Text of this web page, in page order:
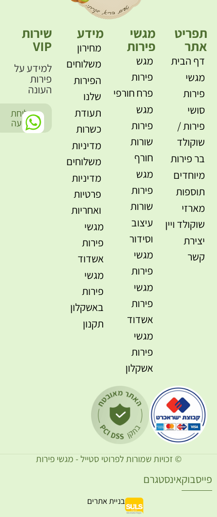
תפריט
אתר
דף הבית
מגשי
פירות
סושי
פירות /
שוקולד
בר פירות
מיוחדים
תוספות
מארזי
שוקולד ויין
יצירת
קשר
מגשי
פירות
מגש
פירות
פרח חורפי
מגש
פירות
שורות
חורף
מגש
פירות
שורות
עיצוב
וסידור
מגשי
פירות
מגשי
פירות
אשדוד
מגשי
פירות
אשקלון
מידע
מחירון
משלוחים
הפירות
שלנו
תעודת
כשרות
מדיניות
משלוחים
מדיניות
פרטיות
ואחריות
מגשי
פירות
אשדוד
מגשי
פירות
באשקלון
תקנון
שירות
VIP
למידע על
פירות
העונה
שליחת
הודעה
© זכויות שמורות לפרוטי סטייל - מגשי פירות
בניית אתרים
אינסטגרם